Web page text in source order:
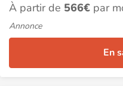
À partir de 566€ par
Annonce
En